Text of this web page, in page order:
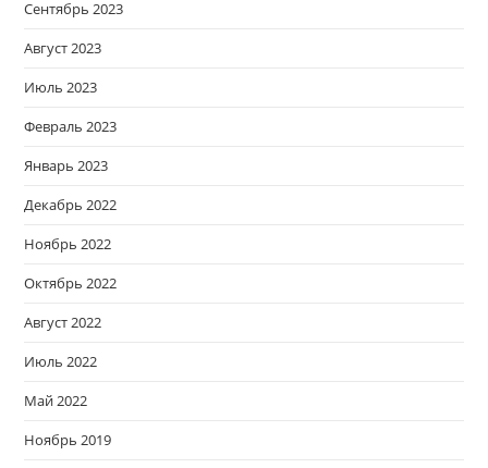
Сентябрь 2023
Август 2023
Июль 2023
Февраль 2023
Январь 2023
Декабрь 2022
Ноябрь 2022
Октябрь 2022
Август 2022
Июль 2022
Май 2022
Ноябрь 2019